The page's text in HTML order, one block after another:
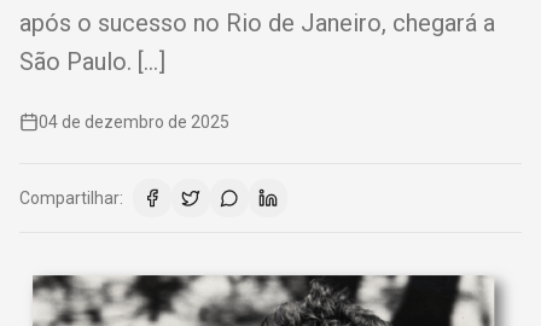
após o sucesso no Rio de Janeiro, chegará a
São Paulo. […]
04 de dezembro de 2025
Compartilhar: